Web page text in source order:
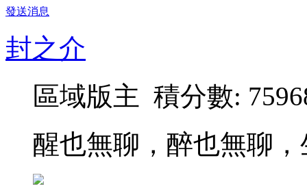
發送消息
封之介
區域版主 積分數:
醒也無聊，醉也無聊